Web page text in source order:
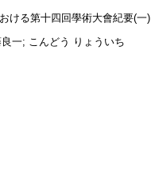
ける第十四回學術大會紀要(一)
一; こんどう りょういち